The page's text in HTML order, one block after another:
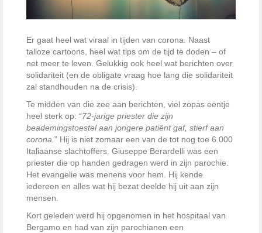
Er gaat heel wat viraal in tijden van corona. Naast
talloze cartoons, heel wat tips om de tijd te doden – of
net meer te leven. Gelukkig ook heel wat berichten over
solidariteit (en de obligate vraag hoe lang die solidariteit
zal standhouden na de crisis).
Te midden van die zee aan berichten, viel zopas eentje
heel sterk op: “72-jarige priester die zijn
beademingstoestel aan jongere patiënt gaf, stierf aan
corona. ” Hij is niet zomaar een van de tot nog toe 6.000
Italiaanse slachtoffers. Giuseppe Berardelli was een
priester die op handen gedragen werd in zijn parochie.
Het evangelie was menens voor hem. Hij kende
iedereen en alles wat hij bezat deelde hij uit aan zijn
mensen.
Kort geleden werd hij opgenomen in het hospitaal van
Bergamo en had van zijn parochianen een